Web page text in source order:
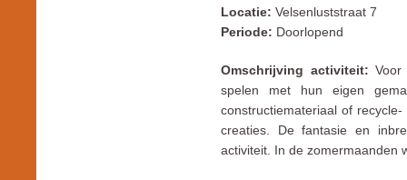
Locatie: Velsenluststraat 7
Periode: Doorlopend
Omschrijving activiteit:
spelen met hun eigen
constructiemateriaal of
creaties. De fantasie en
activiteit. In de zomermaanden